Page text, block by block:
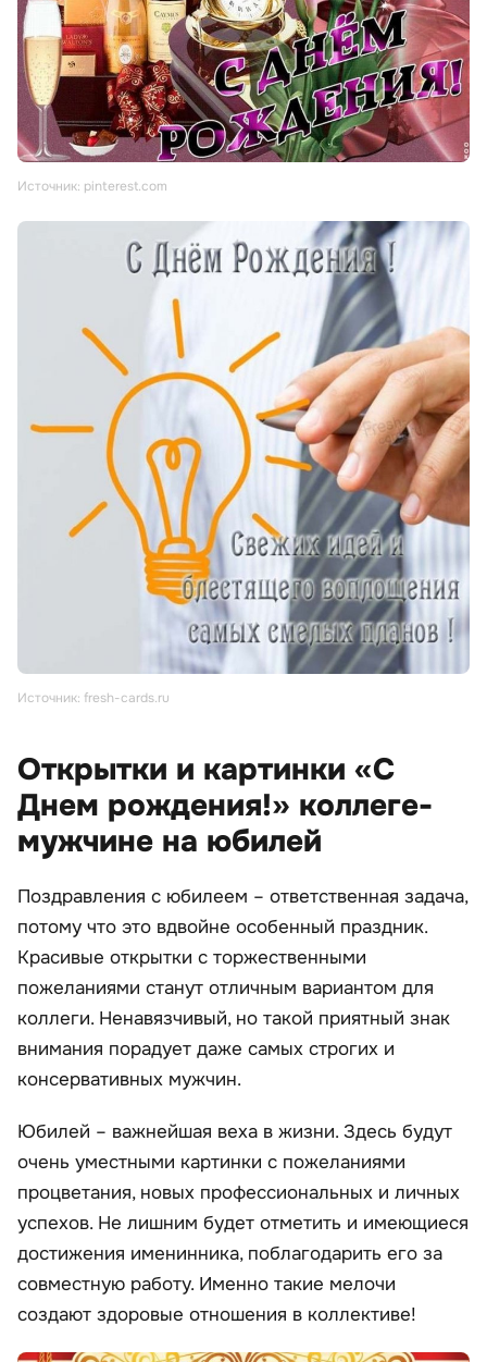
Источник: pinterest.com
Источник: fresh-cards.ru
Открытки и картинки «С
Днем рождения!» коллеге-
мужчине на юбилей
Поздравления с юбилеем – ответственная задача,
потому что это вдвойне особенный праздник.
Красивые открытки с торжественными
пожеланиями станут отличным вариантом для
коллеги. Ненавязчивый, но такой приятный знак
внимания порадует даже самых строгих и
консервативных мужчин.
Юбилей – важнейшая веха в жизни. Здесь будут
очень уместными картинки с пожеланиями
процветания, новых профессиональных и личных
успехов. Не лишним будет отметить и имеющиеся
достижения именинника, поблагодарить его за
совместную работу. Именно такие мелочи
создают здоровые отношения в коллективе!